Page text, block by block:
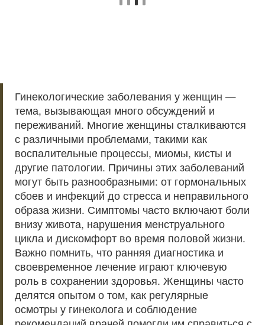
Гинекологические заболевания у женщин —
тема, вызывающая много обсуждений и
переживаний. Многие женщины сталкиваются
с различными проблемами, такими как
воспалительные процессы, миомы, кисты и
другие патологии. Причины этих заболеваний
могут быть разнообразными: от гормональных
сбоев и инфекций до стресса и неправильного
образа жизни. Симптомы часто включают боли
внизу живота, нарушения менструального
цикла и дискомфорт во время половой жизни.
Важно помнить, что ранняя диагностика и
своевременное лечение играют ключевую
роль в сохранении здоровья. Женщины часто
делятся опытом о том, как регулярные
осмотры у гинеколога и соблюдение